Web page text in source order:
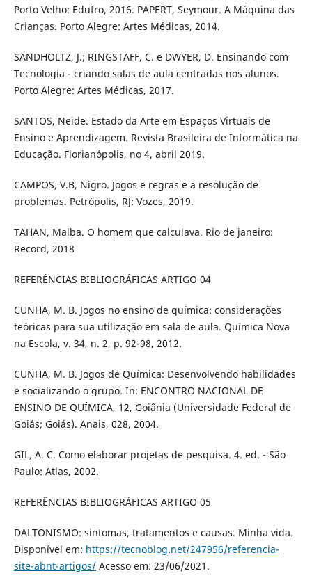
Porto Velho: Edufro, 2016. PAPERT, Seymour. A Máquina das
Crianças. Porto Alegre: Artes Médicas, 2014.
SANDHOLTZ, J.; RINGSTAFF, C. e DWYER, D. Ensinando com
Tecnologia - criando salas de aula centradas nos alunos.
Porto Alegre: Artes Médicas, 2017.
SANTOS, Neide. Estado da Arte em Espaços Virtuais de
Ensino e Aprendizagem. Revista Brasileira de Informática na
Educação. Florianópolis, no 4, abril 2019.
CAMPOS, V.B, Nigro. Jogos e regras e a resolução de
problemas. Petrópolis, RJ: Vozes, 2019.
TAHAN, Malba. O homem que calculava. Rio de janeiro:
Record, 2018
REFERÊNCIAS BIBLIOGRÁFICAS ARTIGO 04
CUNHA, M. B. Jogos no ensino de química: considerações
teóricas para sua utilização em sala de aula. Química Nova
na Escola, v. 34, n. 2, p. 92-98, 2012.
CUNHA, M. B. Jogos de Química: Desenvolvendo habilidades
e socializando o grupo. In: ENCONTRO NACIONAL DE
ENSINO DE QUÍMICA, 12, Goiânia (Universidade Federal de
Goiás; Goiás). Anais, 028, 2004.
GIL, A. C. Como elaborar projetas de pesquisa. 4. ed. - São
Paulo: Atlas, 2002.
REFERÊNCIAS BIBLIOGRÁFICAS ARTIGO 05
DALTONISMO: sintomas, tratamentos e causas. Minha vida.
Disponível em: https://tecnoblog.net/247956/referencia-
site-abnt-artigos/Acesso em: 23/06/2021.